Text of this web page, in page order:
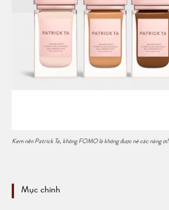
Kem nền Patrick Ta, không FOMO là không được nè các nàng ơi!
Mục chính